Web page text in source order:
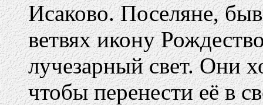
Исаково. Поселяне,
ветвях икону
лучезарный свет. Они
чтобы перенести её в